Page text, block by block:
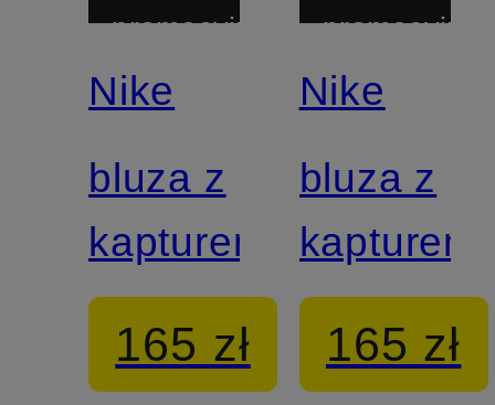
promocyjny
Nike
bluza z
kapturem
165 zł
promocyjny
Nike
bluza z
kapturem
165 zł